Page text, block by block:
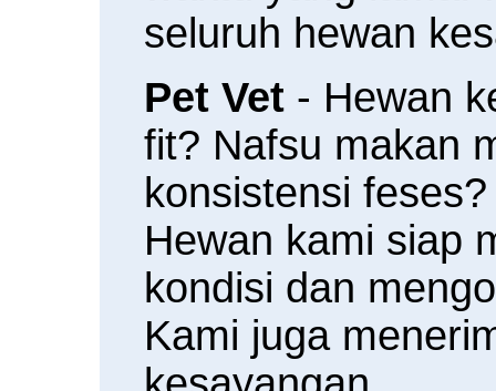
seluruh hewan
Pet Vet - Hewan
fit? Nafsu makan
konsistensi
Hewan kami siap
kondisi dan
Kami juga